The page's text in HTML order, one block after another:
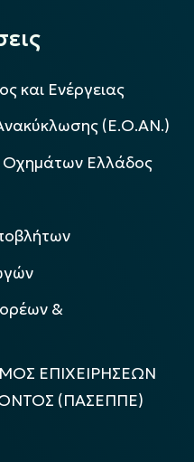
και Ενέργειας
(Ε.Ο.ΑΝ.)
Οχημάτων Ελλάδος
&
ΕΠΙΧΕΙΡΗΣΕΩΝ
(ΠΑΣΕΠΠΕ)